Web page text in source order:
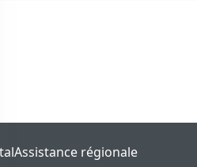
Assistance régionale